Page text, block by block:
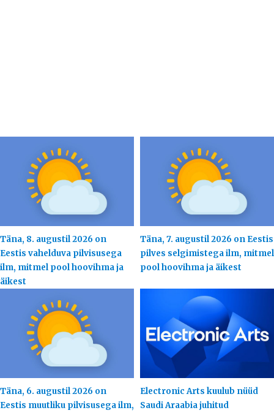
Täna, 8. augustil 2026 on
Eestis vahelduva pilvisusega
ilm, mitmel pool hoovihma ja
äikest
Täna, 7. augustil 2026 on Eestis
pilves selgimistega ilm, mitmel
pool hoovihma ja äikest
Täna, 6. augustil 2026 on
Eestis muutliku pilvisusega ilm,
Electronic Arts kuulub nüüd
Saudi Araabia juhitud